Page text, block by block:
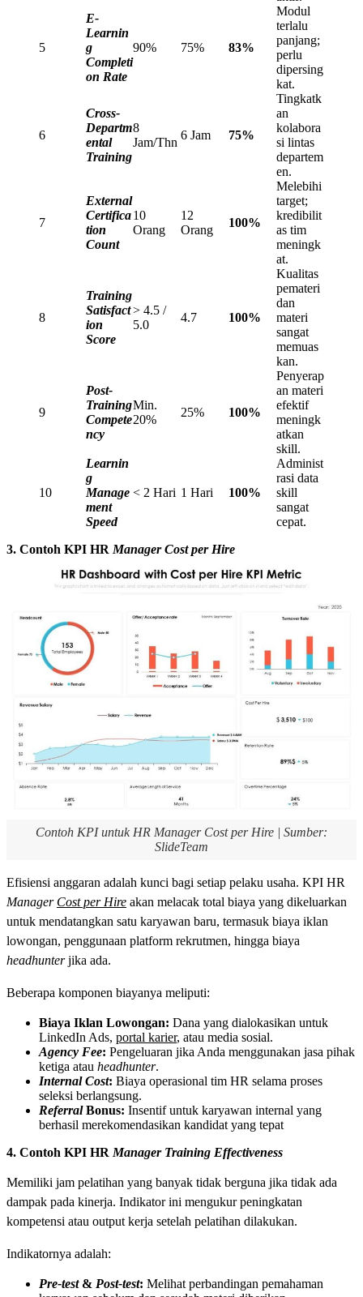
5
E-
Learnin
g
Completi
on Rate
90% 75% 83%
Modul
terlalu
panjang;
perlu
dipersing
kat.
6
Cross-
Departm
ental
Training
8
Jam/Thn
6 Jam 75%
Tingkatk
an
kolabora
si lintas
departem
en.
7
External
Certifica
tion
Count
10
Orang
12
Orang
100%
Melebihi
target;
kredibilit
as tim
meningk
at.
8
Training
Satisfact
ion
Score
> 4.5 /
5.0
4.7 100%
Kualitas
pemateri
dan
materi
sangat
memuas
kan.
9
Post-
Training
Compete
ncy
Min.
20%
25% 100%
Penyerap
an materi
efektif
meningk
atkan
skill.
10
Learnin
g
Manage
ment
Speed
< 2 Hari 1 Hari 100%
Administ
rasi data
skill
sangat
cepat.
3. Contoh KPI HR Manager Cost per Hire
Contoh KPI untuk HR Manager Cost per Hire | Sumber:
SlideTeam
Efisiensi anggaran adalah kunci bagi setiap pelaku usaha. KPI HR
Manager Cost per Hire akan melacak total biaya yang dikeluarkan
untuk mendatangkan satu karyawan baru, termasuk biaya iklan
lowongan, penggunaan platform rekrutmen, hingga biaya
headhunterjika ada.
Beberapa komponen biayanya meliputi:
Biaya Iklan Lowongan: Dana yang dialokasikan untuk
LinkedIn Ads, portal karier, atau media sosial.
Agency Fee: Pengeluaran jika Anda menggunakan jasa pihak
ketiga atau headhunter.
Internal Cost: Biaya operasional tim HR selama proses
seleksi berlangsung.
ReferralBonus: Insentif untuk karyawan internal yang
berhasil merekomendasikan kandidat yang tepat
4. Contoh KPI HR Manager Training Effectiveness
Memiliki jam pelatihan yang banyak tidak berguna jika tidak ada
dampak pada kinerja. Indikator ini mengukur peningkatan
kompetensi atau output kerja setelah pelatihan dilakukan.
Indikatornya adalah:
Pre-test & Post-test: Melihat perbandingan pemahaman